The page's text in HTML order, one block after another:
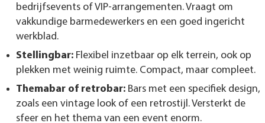
bedrijfsevents of VIP-arrangementen. Vraagt om
vakkundige barmedewerkers en een goed ingericht
werkblad.
Stellingbar: Flexibel inzetbaar op elk terrein, ook op
plekken met weinig ruimte. Compact, maar compleet.
Themabar of retrobar: Bars met een specifiek design,
zoals een vintage look of een retrostijl. Versterkt de
sfeer en het thema van een event enorm.